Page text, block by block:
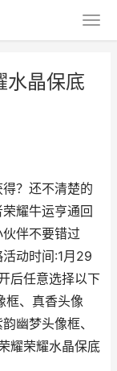
水晶保底
？还不清楚的
耀牛运亨通回
伴不要错过
动时间:1月29
后任意选择以下
框、真香头像
幽梦头像框、
耀荣耀水晶保底